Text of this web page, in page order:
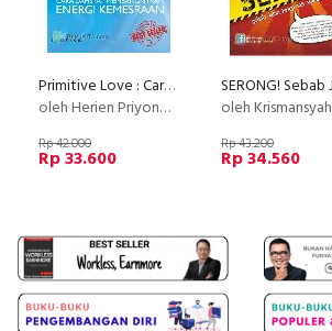
Primitive Love : Cara Dahsyat Membangkitkan Energi Kemesraan
oleh Herien Priyono & GenioFam
Rp 42.000
Rp 33.600
oleh Krismansyah
Rp 43.200
Rp 34.560